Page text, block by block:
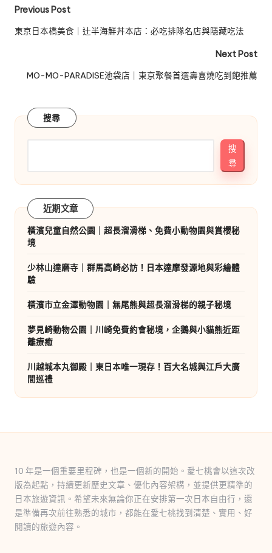
Post
navigation
Previous Post
東京日本橋美食｜辻半海鮮丼本店：必吃排隊名店與隱藏吃法
Next Post
MO-MO-PARADISE池袋店｜東京聚餐首選壽喜燒吃到飽推薦
搜尋
搜
尋
近期文章
橫濱兒童自然公園｜超長溜滑梯、免費小動物園與賞櫻秘
境
少林山達磨寺｜群馬高崎必訪！日本達摩發源地與彩繪體
驗
橫濱市立金澤動物園｜無尾熊與超長溜滑梯的親子秘境
夢見崎動物公園｜川崎免費約會秘境，企鵝與小貓熊近距
離療癒
川越城本丸御殿｜東日本唯一現存！百大名城與江戶大廣
間巡禮
10 年是一個重要里程碑，也是一個新的開始。愛七桃會以這次改
版為起點，持續更新歷史文章、優化內容架構，並提供更精準的
日本旅遊資訊。希望未來無論你正在安排第一次日本自由行，還
是準備再次前往熟悉的城市，都能在愛七桃找到清楚、實用、好
閱讀的旅遊內容。